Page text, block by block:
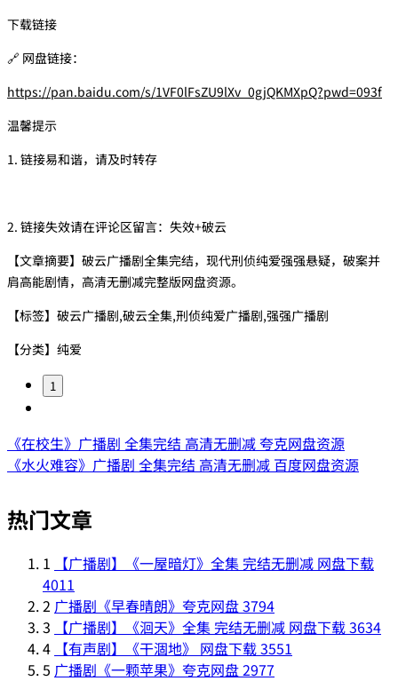
下载链接
🔗 网盘链接：
https://pan.baidu.com/s/1VF0lFsZU9lXv_0gjQKMXpQ?pwd=093f
温馨提示
1. 链接易和谐，请及时转存
2. 链接失效请在评论区留言：失效+破云
【文章摘要】破云广播剧全集完结，现代刑侦纯爱强强悬疑，破案并
肩高能剧情，高清无删减完整版网盘资源。
【标签】破云广播剧,破云全集,刑侦纯爱广播剧,强强广播剧
【分类】纯爱
1
《在校生》广播剧 全集完结 高清无删减 夸克网盘资源
《水火难容》广播剧 全集完结 高清无删减 百度网盘资源
热门文章
1
【广播剧】《一屋暗灯》全集 完结无删减 网盘下载
4011
2 广播剧《早春晴朗》夸克网盘3794
3
【广播剧】《洄天》全集 完结无删减 网盘下载3634
4 【有声剧】《干涸地》 网盘下载3551
5 广播剧《一颗苹果》夸克网盘2977